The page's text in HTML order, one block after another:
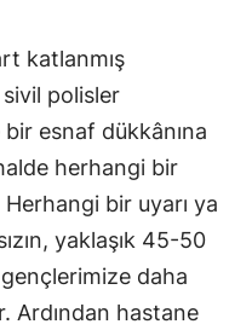
katlanmış
polisler
esnaf dükkânına
herhangi bir
bir uyarı ya
yaklaşık 45-50
daha
Ardından hastane